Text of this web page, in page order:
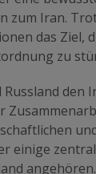
zum Iran.
das Ziel,
zu
Russland den
einige